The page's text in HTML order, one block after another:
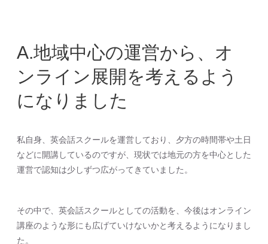
A.地域中心の運営から、オ
ンライン展開を考えるよう
になりました
私自身、英会話スクールを運営しており、夕方の時間帯や土日
などに開講しているのですが、現状では地元の方を中心とした
運営で認知は少しずつ広がってきていました。
その中で、英会話スクールとしての活動を、今後はオンライン
講座のような形にも広げていけないかと考えるようになりまし
た。